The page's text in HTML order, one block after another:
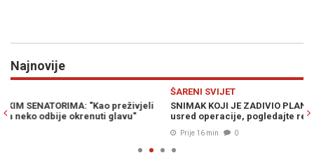
Najnovije
SNIMAK KOJI JE ZADIVIO PLANETU: Potres od 7,1 pogodio Japan
usred operacije, pogledajte reakciju ovih hirurga (VIDEO)